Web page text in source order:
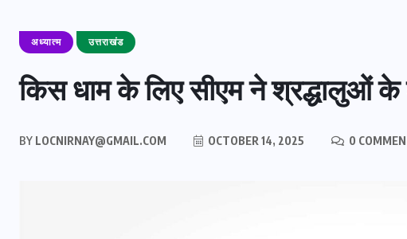
अध्यात्म उत्तराखंड
किस धाम के लिए सीएम ने श्रद्धालुओं के
BY LOCNIRNAY@GMAIL.COM OCTOBER 14, 2025 0